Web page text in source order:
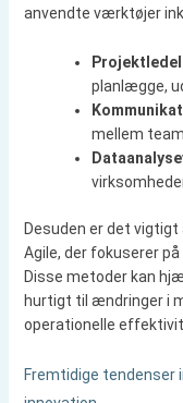
anvendte værktøjer
planlægge,
mellem
Desuden er det
Agile, der fokuserer
Disse metoder kan
hurtigt til ændringer i
operationelle
Fremtidige tendenser